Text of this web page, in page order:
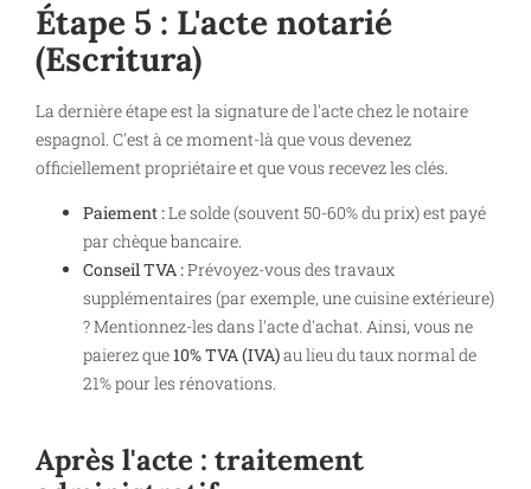
Étape 5 : L'acte notarié
(Escritura)
La dernière étape est la signature de l'acte chez le notaire
espagnol. C'est à ce moment-là que vous devenez
officiellement propriétaire et que vous recevez les clés.
Paiement :Le solde (souvent 50-60% du prix) est payé
par chèque bancaire.
Conseil TVA :Prévoyez-vous des travaux
supplémentaires (par exemple, une cuisine extérieure)
? Mentionnez-les dans l'acte d'achat. Ainsi, vous ne
paierez que10% TVA (IVA)au lieu du taux normal de
21% pour les rénovations.
Après l'acte : traitement